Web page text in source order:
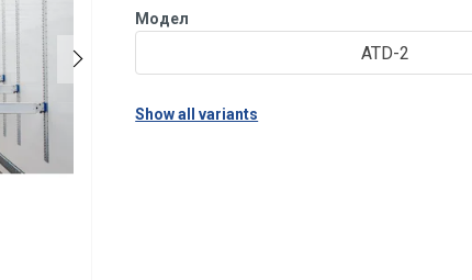
Модел
ATD-2
Show all variants